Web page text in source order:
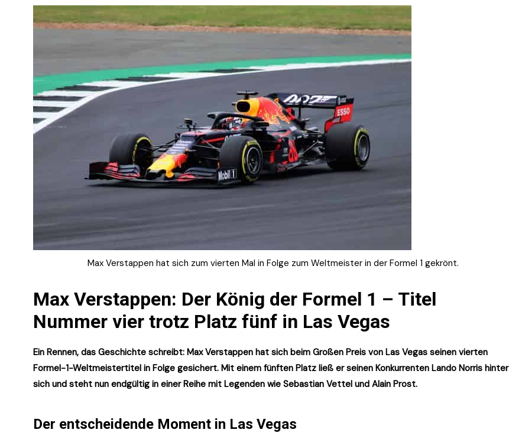
Max Verstappen hat sich zum vierten Mal in Folge zum Weltmeister in der Formel 1 gekrönt.
Max Verstappen: Der König der Formel 1 – Titel
Nummer vier trotz Platz fünf in Las Vegas
Ein Rennen, das Geschichte schreibt: Max Verstappen hat sich beim Großen Preis von Las Vegas seinen vierten
Formel-1-Weltmeistertitel in Folge gesichert. Mit einem fünften Platz ließ er seinen Konkurrenten Lando Norris hinter
sich und steht nun endgültig in einer Reihe mit Legenden wie Sebastian Vettel und Alain Prost.
Der entscheidende Moment in Las Vegas